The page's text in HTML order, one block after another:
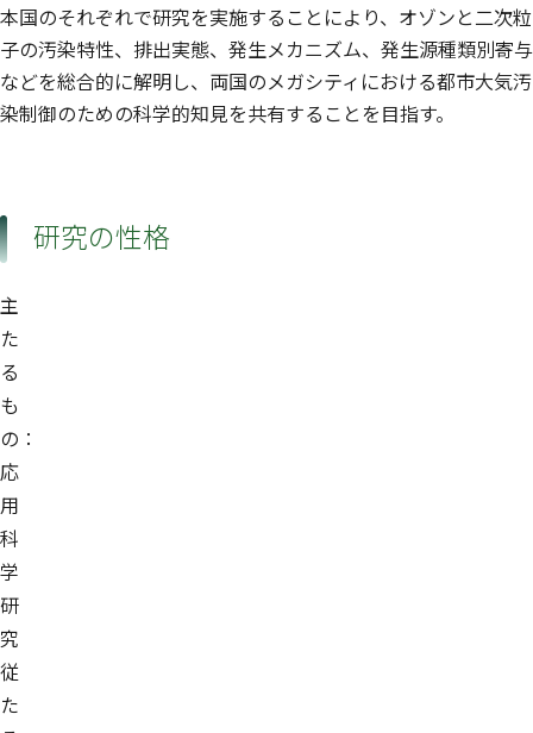
本国のそれぞれで研究を実施することにより、オゾンと二次粒
子の汚染特性、排出実態、発生メカニズム、発生源種類別寄与
などを総合的に解明し、両国のメガシティにおける都市大気汚
染制御のための科学的知見を共有することを目指す。
研究の性格
主
た
る
も
の：
応
用
科
学
研
究
従
た